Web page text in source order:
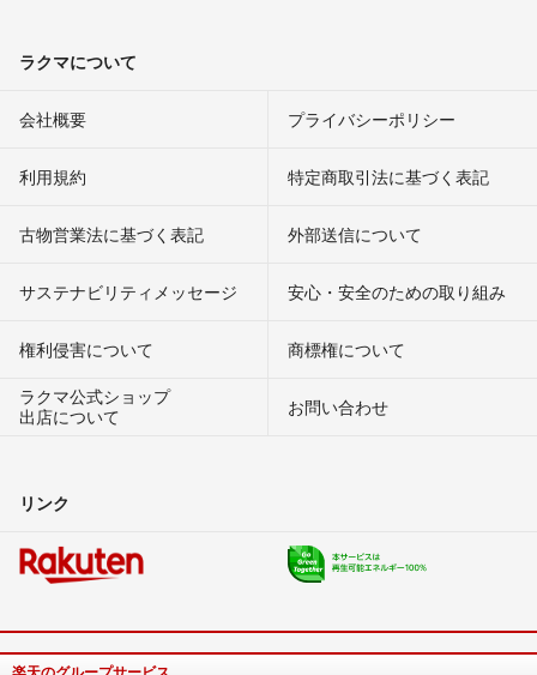
ラクマについて
会社概要 プライバシーポリシー
利用規約 特定商取引法に基づく表記
古物営業法に基づく表記 外部送信について
サステナビリティメッセージ 安心・安全のための取り組み
権利侵害について
商標権について
ラクマ公式ショップ
出店について
お問い合わせ
リンク